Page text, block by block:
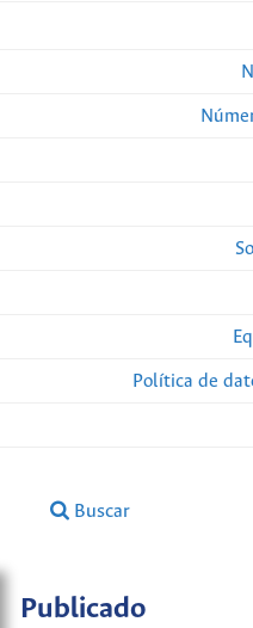
Política de
Buscar
Publicado